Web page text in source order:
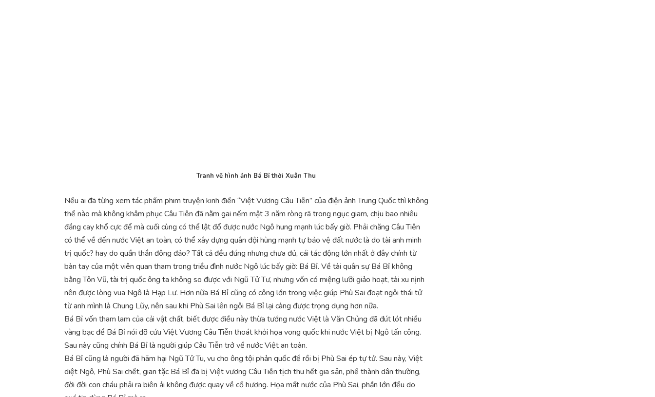
Tranh vẽ hình ảnh Bá Bỉ thời Xuân Thu
Nếu ai đã từng xem tác phẩm phim truyện kinh điển “Việt Vương Câu Tiễn” của điện ảnh Trung Quốc thì không
thể nào mà không khâm phục Câu Tiên đã nằm gai nếm mật 3 năm ròng rã trong ngục giam, chịu bao nhiêu
đắng cay khổ cực để mà cuối cùng có thể lật đổ được nước Ngô hung mạnh lúc bấy giờ. Phải chăng Câu Tiên
có thể về đến nước Việt an toàn, có thể xây dựng quân đội hùng mạnh tự bảo vệ đất nước là do tài anh minh
trị quốc? hay do quần thần đông đảo? Tất cả đều đúng nhưng chưa đủ, cái tác động lớn nhất ở đây chính từ
bàn tay của một viên quan tham trong triều đình nước Ngô lúc bấy giờ: Bá Bỉ. Về tài quân sự Bá Bỉ không
bằng Tôn Vũ, tài trị quốc ông ta không so được với Ngũ Tử Tư, nhưng vốn có miệng lưỡi giảo hoạt, tài xu nịnh
nên được lòng vua Ngô là Hạp Lư. Hơn nữa Bá Bỉ cũng có công lớn trong việc giúp Phù Sai đoạt ngôi thái tử
từ anh mình là Chung Lũy, nên sau khi Phù Sai lên ngôi Bá Bỉ lại càng được trọng dụng hơn nữa.
Bá Bỉ vốn tham lam của cải vật chất, biết được điều này thừa tướng nước Việt là Văn Chủng đã đút lót nhiều
vàng bạc để Bá Bỉ nói đỡ cứu Việt Vương Câu Tiễn thoát khỏi họa vong quốc khi nước Việt bị Ngô tấn công.
Sau này cũng chính Bá Bỉ là người giúp Câu Tiễn trở về nước Việt an toàn.
Bá Bỉ cũng là người đã hãm hại Ngũ Tử Tu, vu cho ông tội phản quốc để rồi bị Phù Sai ép tự tử. Sau này, Việt
diệt Ngô, Phù Sai chết, gian tặc Bá Bỉ đã bị Việt vương Câu Tiễn tịch thu hết gia sản, phế thành dân thường,
đời đời con cháu phải ra biên ải không được quay về cố hương. Họa mất nước của Phù Sai, phần lớn đều do